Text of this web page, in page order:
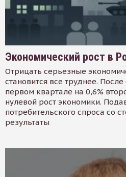
Экономический рост в
Отрицать серьезные
становится все труднее.
первом квартале на 0,6%
нулевой рост экономики.
потребительского спроса со
результаты